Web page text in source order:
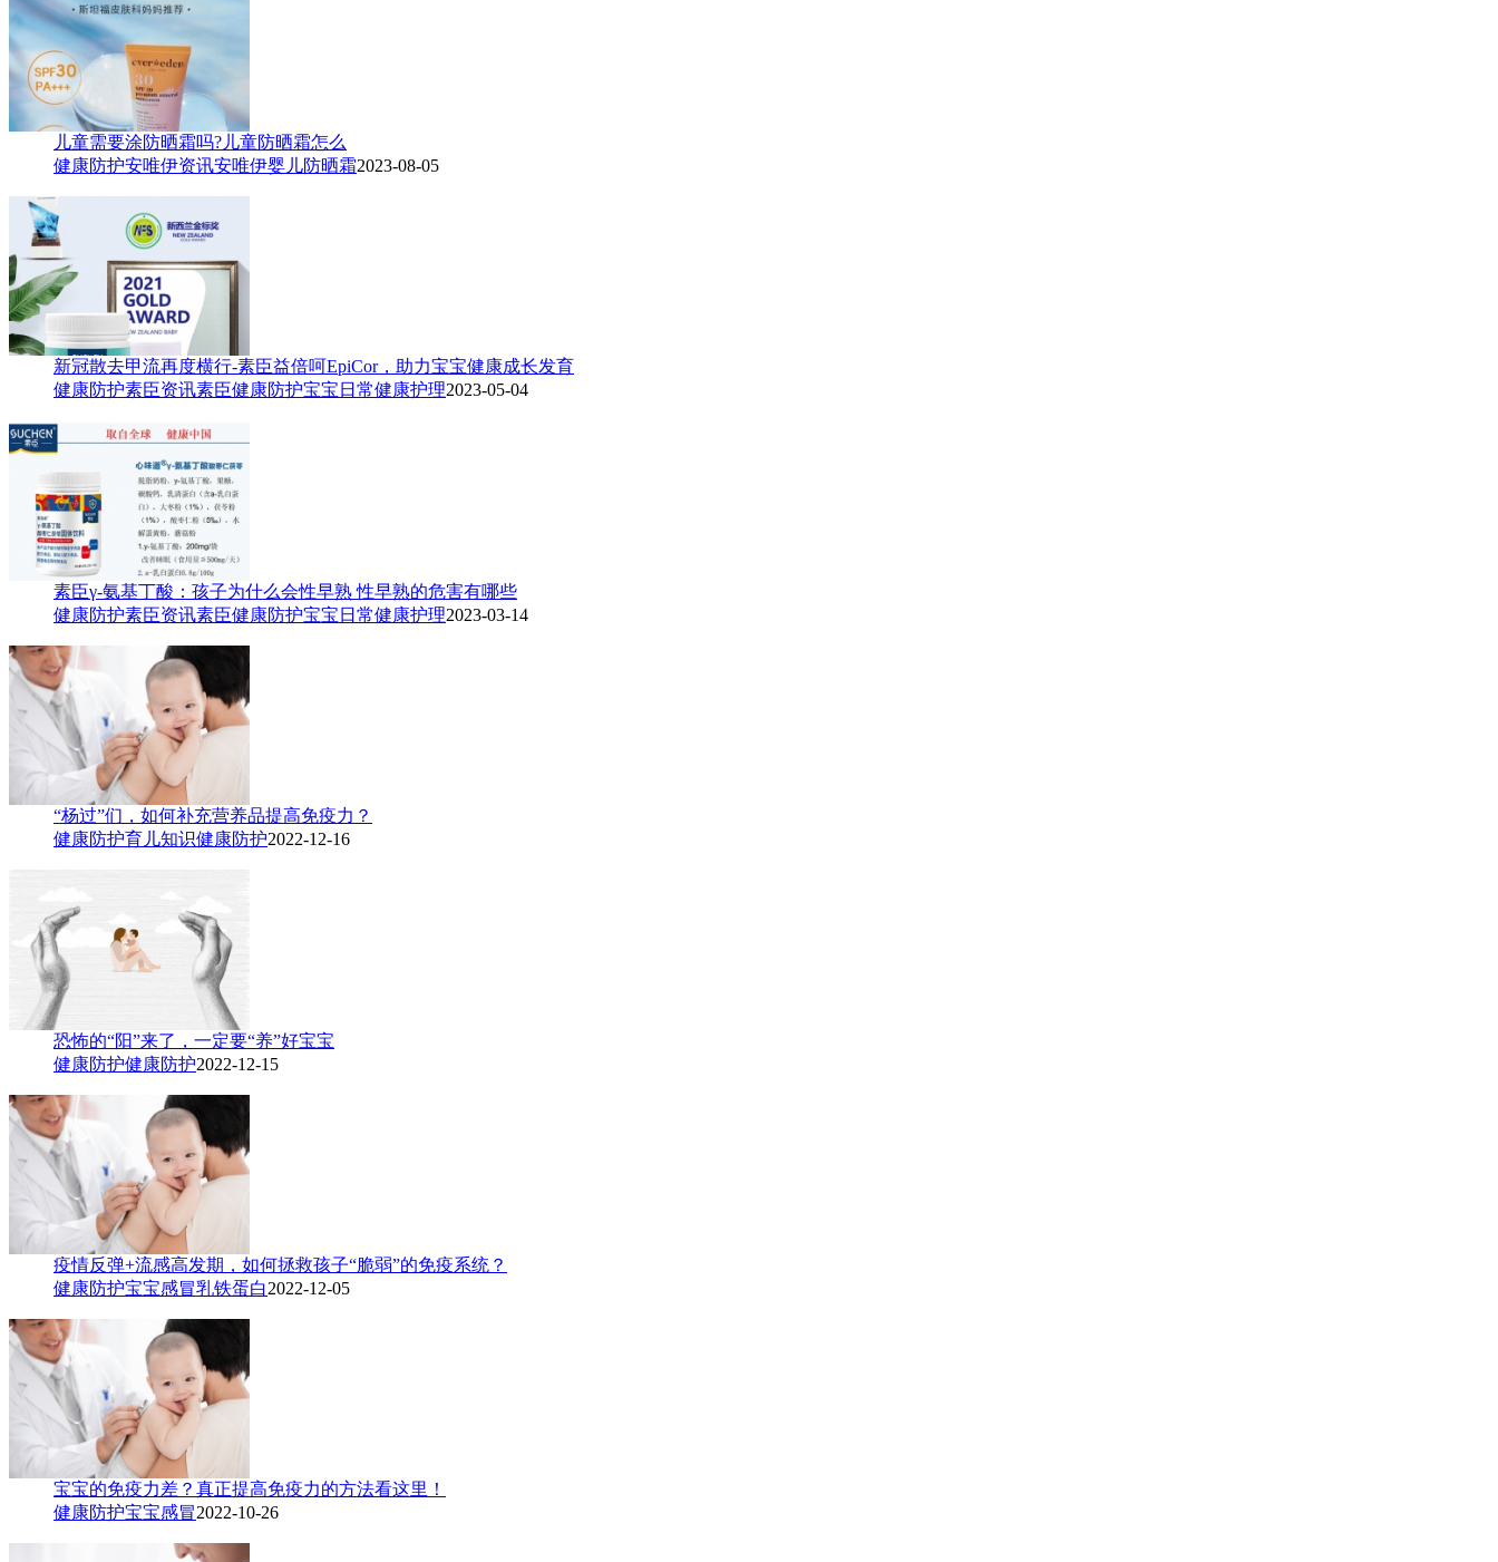
儿童需要涂防晒霜吗?儿童防晒霜怎么
健康防护安唯伊资讯安唯伊婴儿防晒霜2023-08-05
新冠散去甲流再度横行-素臣益倍呵EpiCor，助力宝宝健康成长发育
健康防护素臣资讯素臣健康防护宝宝日常健康护理2023-05-04
素臣γ-氨基丁酸：孩子为什么会性早熟 性早熟的危害有哪些
健康防护素臣资讯素臣健康防护宝宝日常健康护理2023-03-14
“杨过”们，如何补充营养品提高免疫力？
健康防护育儿知识健康防护2022-12-16
恐怖的“阳”来了，一定要“养”好宝宝
健康防护健康防护2022-12-15
疫情反弹+流感高发期，如何拯救孩子“脆弱”的免疫系统？
健康防护宝宝感冒乳铁蛋白2022-12-05
宝宝的免疫力差？真正提高免疫力的方法看这里！
健康防护宝宝感冒2022-10-26